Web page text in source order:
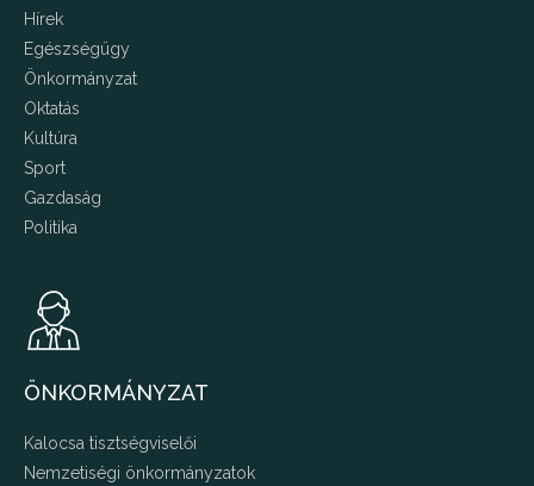
Hírek
Egészségügy
Önkormányzat
Oktatás
Kultúra
Sport
Gazdaság
Politika
ÖNKORMÁNYZAT
Kalocsa tisztségviselői
Nemzetiségi önkormányzatok